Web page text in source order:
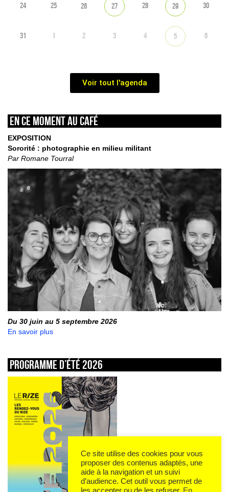
24 25 26 27 28 29 30
31 1 2 3 4 5 6
Voir tout l'agenda
En ce moment au café
EXPOSITION
Sororité : photographie en milieu militant
Par Romane Tourral
Du 30 juin au 5 septembre 2026
En savoir plus
Programme d’été 2026
Ce site utilise des cookies pour vous
proposer des contenus adaptés, une
aide à la navigation et un suivi
d’audience. Cet outil vous permet de